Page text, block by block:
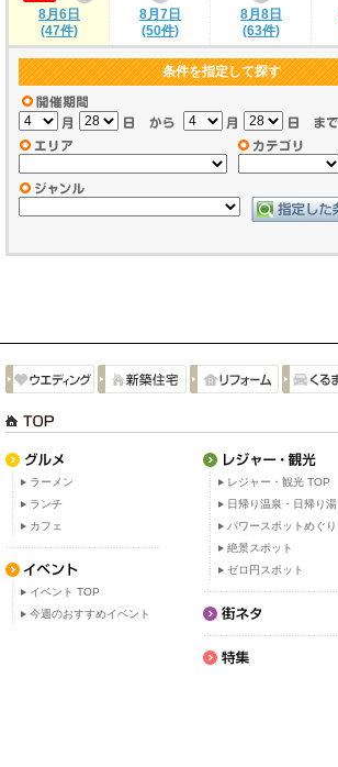
8月6日
(47件)
8月7日
(50件)
8月8日
(63件)
条件を指定して探す
ラーメン
ランチ
カフェ
イベント TOP
今週のおすすめイベント
レジャー・観光 TOP
日帰り温泉・日帰り湯
パワースポットめぐり
絶景スポット
ゼロ円スポット